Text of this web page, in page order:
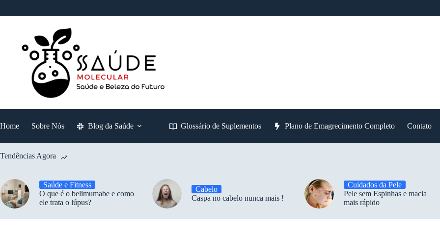
Home Sobre Nós Blog da Saúde Glossário de Suplementos Plano de Emagrecimento Completo Contato
Tendências Agora
Saúde e Fitness
O que é o belimumabe e como
ele trata o lúpus?
Cabelo
Caspa no cabelo nunca mais !
Cuidados da Pele
Pele sem Espinhas e macia
mais rápido